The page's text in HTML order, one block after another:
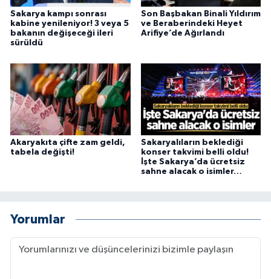
Sakarya kampı sonrası
kabine yenileniyor! 3 veya 5
bakanın değişeceği ileri
sürüldü
Son Başbakan Binali Yıldırım
ve Beraberindeki Heyet
Arifiye’de Ağırlandı
Akaryakıta çifte zam geldi,
tabela değişti!
Sakaryalıların beklediği
konser takvimi belli oldu!
İşte Sakarya’da ücretsiz
sahne alacak o isimler…
Yorumlar